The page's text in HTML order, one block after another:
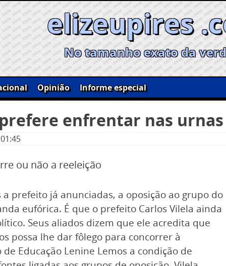
elizeupires
No tamanho exato da
Opinião
Informe especial
enfrentar nas
ou não a reeleição
prefeito já anunciadas, a oposição ao grupo do
eufórica. É que o prefeito Carlos Vilela ainda
Seus aliados dizem que ele acredita que
possa lhe dar fôlego para concorrer à
Educação Lenine Lemos a condição de